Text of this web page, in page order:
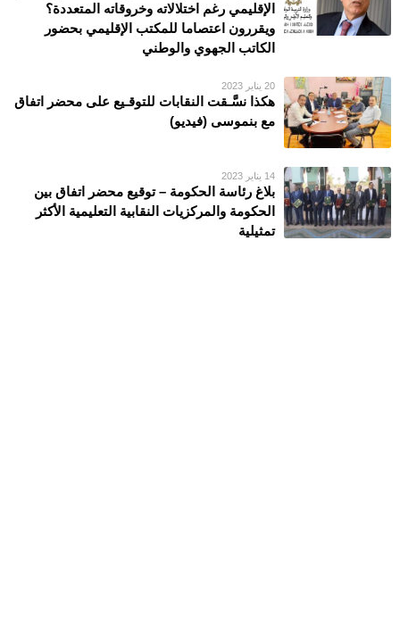
الإقليمي رغم اختلالاته وخروقاته المتعددة؟
ويقررون اعتصاما للمكتب الإقليمي بحضور
الكاتب الجهوي والوطني
20 يناير 2023
هكذا نسَّـقت النقابات للتوقـيع على محضر اتفاق
مع بنموسى (فيديو)
14 يناير 2023
بلاغ رئاسة الحكومة – توقيع محضر اتفاق بين
الحكومة والمركزيات النقابية التعليمية الأكثر
تمثيلية